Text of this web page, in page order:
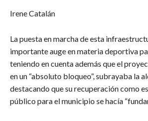
Irene Catalán
La puesta en marcha de esta
importante auge en materia deportiva
teniendo en cuenta además que el
en un “absoluto bloqueo”, subrayaba la
destacando que su recuperación como
público para el municipio se hacía